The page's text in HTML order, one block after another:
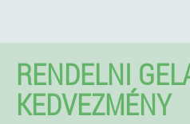
RENDELNI
KEDVEZMÉNY